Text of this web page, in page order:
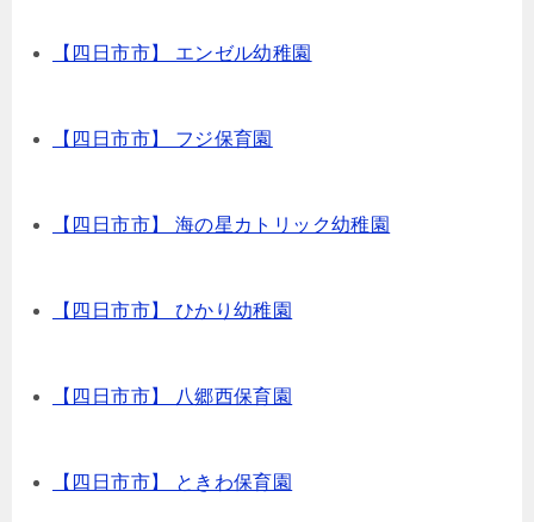
【四日市市】 エンゼル幼稚園
【四日市市】 フジ保育園
【四日市市】 海の星カトリック幼稚園
【四日市市】 ひかり幼稚園
【四日市市】 八郷西保育園
【四日市市】 ときわ保育園